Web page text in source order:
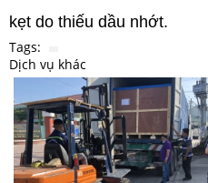
kẹt do thiếu dầu nhớt.
Tags:
Dịch vụ khác